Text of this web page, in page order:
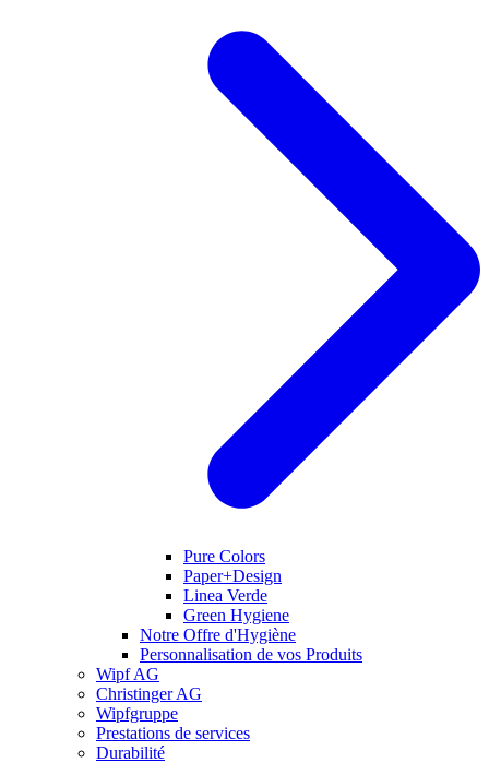
Pure Colors
Paper+Design
Linea Verde
Green Hygiene
Notre Offre d'Hygiène
Personnalisation de vos Produits
Wipf AG
Christinger AG
Wipfgruppe
Prestations de services
Durabilité